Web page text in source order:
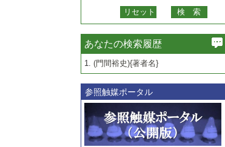
あなたの検索履歴
1. (門間裕史){著者名}
参照触媒ポータル